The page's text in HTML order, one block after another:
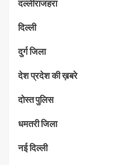
दल्लीराजहरा
दिल्ली
दुर्ग जिला
देश प्रदेश की ख़बरे
दोस्त पुलिस
धमतरी जिला
नई दिल्ली